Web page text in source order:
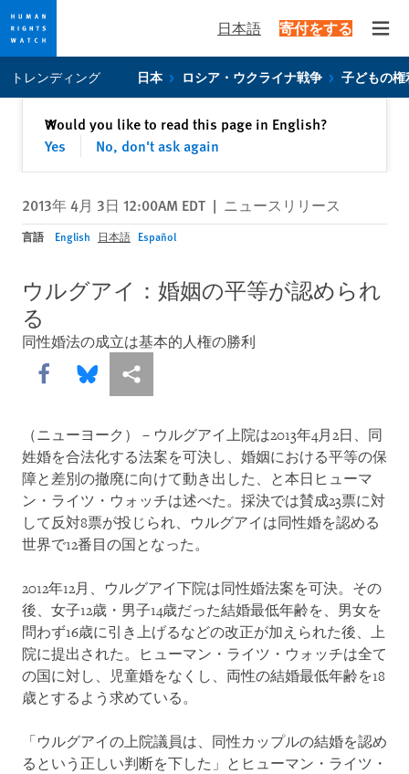
privacy
content
日本語 寄付をする
トレンディング 日本 ロシア・ウクライナ戦争 子どもの権
Would you like to read this page in English?
Yes
No, don't ask again
✕閉じる
2013年 4月 3日 12:00AM EDT | ニュースリリース
言語 English 日本語 Español
ウルグアイ：婚姻の平等が認められ
る
同性婚法の成立は基本的人権の勝利
Share this via Facebook
Share this via Bluesky
More sharing options
（ニューヨーク）－ウルグアイ上院は2013年4月 2日、同
姓婚を合法化する法案を可決し、婚姻における平等の保
障と差別の撤廃に向けて動き出した、と本日ヒューマ
ン・ライツ・ウォッチは述べた。採決では賛成23票に対
して反対8票が投じられ、ウルグアイは同性婚を認める
世界で12番目の国となった。
2012年12月、ウルグアイ下院は同性婚法案を可決。その
後、女子12歳・男子14歳だった結婚最低年齢を、男女を
問わず16歳に引き上げるなどの改正が加えられた後、上
院に提出された。ヒューマン・ライツ・ウォッチは全て
の国に対し、児童婚をなくし、両性の結婚最低年齢を18
歳とするよう求めている。
「ウルグアイの上院議員は、同性カップルの結婚を認め
るという正しい判断を下した」とヒューマン・ライツ・